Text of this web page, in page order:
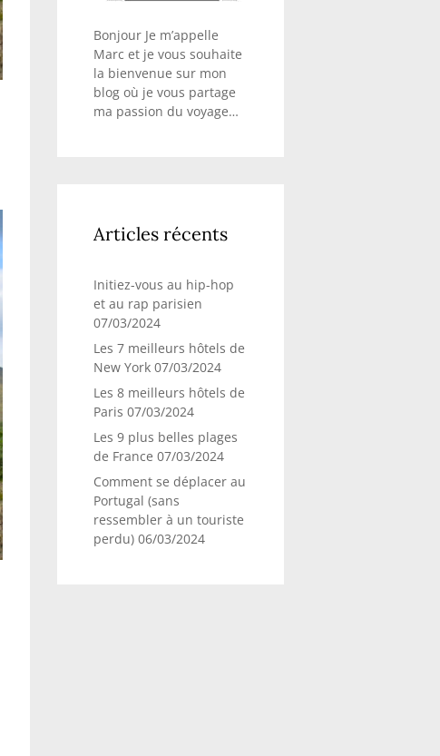
Bonjour Je m’appelle
Marc et je vous souhaite
la bienvenue sur mon
blog où je vous partage
ma passion du voyage…
Articles récents
Initiez-vous au hip-hop
et au rap parisien
07/03/2024
Les 7 meilleurs hôtels de
New York 07/03/2024
Les 8 meilleurs hôtels de
Paris 07/03/2024
Les 9 plus belles plages
de France 07/03/2024
Comment se déplacer au
Portugal (sans
ressembler à un touriste
perdu) 06/03/2024